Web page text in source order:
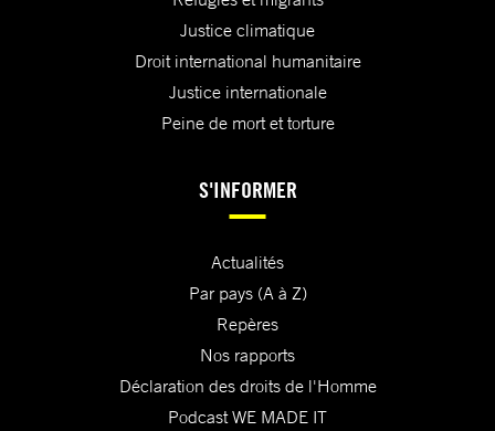
Justice climatique
Droit international humanitaire
Justice internationale
Peine de mort et torture
S'INFORMER
Actualités
Par pays (A à Z)
Repères
Nos rapports
Déclaration des droits de l'Homme
Podcast WE MADE IT